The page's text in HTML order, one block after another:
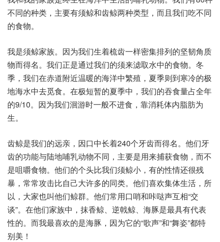
不同的种类，主要有须鲸和齿鲸两种类型，而且我们吃不同
的食物。
我是须鲸家族。因为我们生着梳齿一样密集排列的坚韧角质
物而得名。我们正是通过我们的须来滤取水中的食物。冬
季，我们在赤道附近温暖的海洋中繁殖，夏季则到寒冷的极
地海水中去觅食。在极短暂的夏季中，我们的吞食量占全年
的9/10。因为我们洄游时一般不进食，靠消耗体内脂肪为
生。
齿鲸是我们的远亲，因口中长着240个牙齿而得名。他们牙
齿的功能与陆地哺乳动物不同，主要是用来捕获食物，而不
是咀嚼食物。他们的个头比我们须鲸小，有的性情还很残
暴，常常攻击比自己大许多的同类。他们喜欢集体生活，所
以，大家也叫他们鲸群。他们常用口哨和咔哒声互相“交
谈”。在他们家族中，抹香鲸、逆戟鲸、海豚是最具有代表
性的。而我最喜欢的是海豚，因为它的“歌声”和“舞姿”都特
别美！